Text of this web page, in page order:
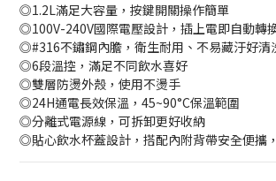
◎1.2L滿足大容量，按鍵開關操作簡單
◎100V-240V國際電壓設計，插上電即自動轉
◎#316不鏽鋼內膽，衛生耐用、不易藏汙好清
◎6段溫控，滿足不同飲水喜好
◎雙層防燙外殼，使用不燙手
◎24H通電長效保溫，45~90°C保溫範圍
◎分離式電源線，可拆卸更好收納
◎貼心飲水杯蓋設計，搭配內附背帶安全便攜